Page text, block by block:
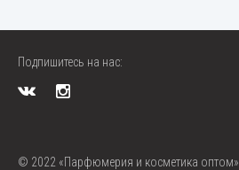
Подпишитесь на нас:
© 2022 «Парфюмерия и косметика оптом»